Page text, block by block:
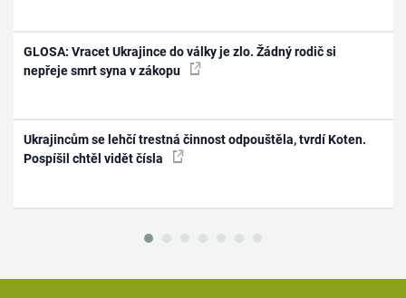
GLOSA: Vracet Ukrajince do války je zlo. Žádný rodič si
nepřeje smrt syna v zákopu
Ukrajincům se lehčí trestná činnost odpouštěla, tvrdí Koten.
Pospíšil chtěl vidět čísla